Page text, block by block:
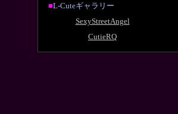
■L-Cuteギャラリー
SexyStreetAngel
CutieRQ